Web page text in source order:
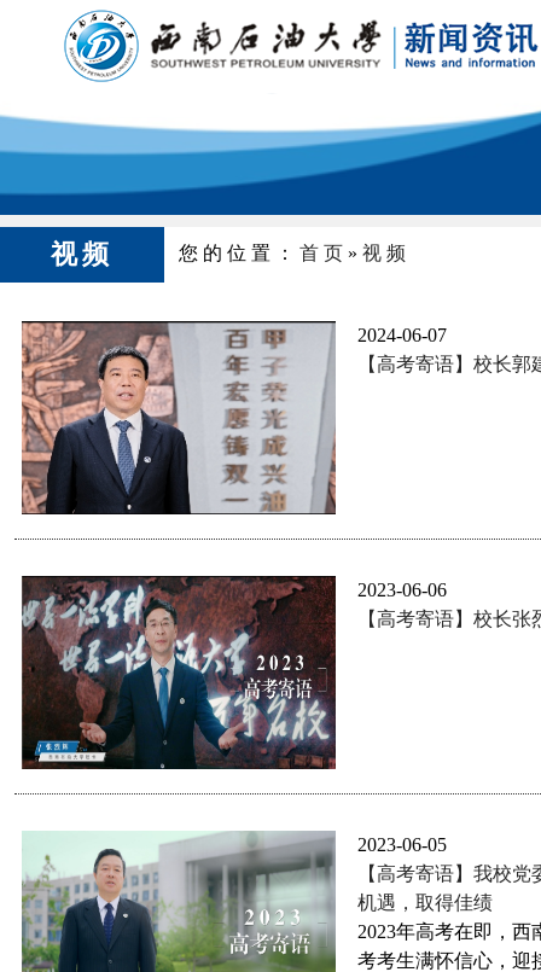
视频 您的位置： 首页 » 视频
2024-06-07
【高考寄语】校长
2023-06-06
【高考寄语】校长
2023-06-05
【高考寄语】我校
机遇，取得佳绩
2023年高考在即，
考考生满怀信心，迎